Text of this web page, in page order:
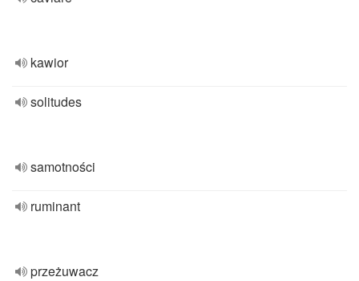
kawior
solitudes
samotności
ruminant
przeżuwacz